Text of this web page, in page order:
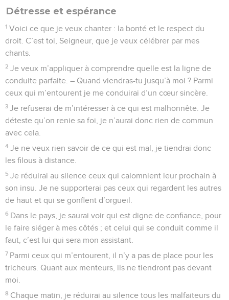
Détresse et espérance
1 Voici ce que je veux chanter : la bonté et le respect du
droit. C’est toi, Seigneur, que je veux célébrer par mes
chants.
2 Je veux m’appliquer à comprendre quelle est la ligne de
conduite parfaite. – Quand viendras-tu jusqu’à moi ? Parmi
ceux qui m’entourent je me conduirai d’un cœur sincère.
3 Je refuserai de m’intéresser à ce qui est malhonnête. Je
déteste qu’on renie sa foi, je n’aurai donc rien de commun
avec cela.
4 Je ne veux rien savoir de ce qui est mal, je tiendrai donc
les filous à distance.
5 Je réduirai au silence ceux qui calomnient leur prochain à
son insu. Je ne supporterai pas ceux qui regardent les autres
de haut et qui se gonflent d’orgueil.
6 Dans le pays, je saurai voir qui est digne de confiance, pour
le faire siéger à mes côtés ; et celui qui se conduit comme il
faut, c’est lui qui sera mon assistant.
7 Parmi ceux qui m’entourent, il n’y a pas de place pour les
tricheurs. Quant aux menteurs, ils ne tiendront pas devant
moi.
8 Chaque matin, je réduirai au silence tous les malfaiteurs du